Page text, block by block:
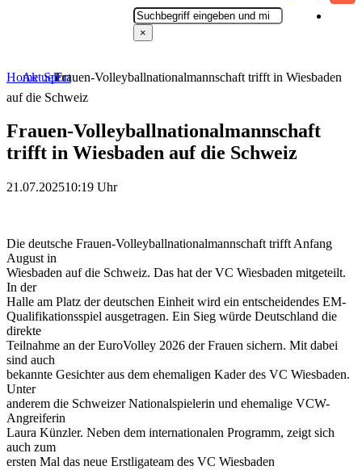
Suchen
×
HomeAktuell
Sport
Frauen-Volleyballnationalmannschaft trifft in Wiesbaden
auf die Schweiz
Frauen-Volleyballnationalmannschaft
trifft in Wiesbaden auf die Schweiz
21.07.202510:19 Uhr
Die deutsche Frauen-Volleyballnationalmannschaft trifft Anfang
August in
Wiesbaden auf die Schweiz. Das hat der VC Wiesbaden mitgeteilt.
In der
Halle am Platz der deutschen Einheit wird ein entscheidendes EM-
Qualifikationsspiel ausgetragen. Ein Sieg würde Deutschland die
direkte
Teilnahme an der EuroVolley 2026 der Frauen sichern. Mit dabei
sind auch
bekannte Gesichter aus dem ehemaligen Kader des VC Wiesbaden.
Unter
anderem die Schweizer Nationalspielerin und ehemalige VCW-
Angreiferin
Laura Künzler. Neben dem internationalen Programm, zeigt sich
auch zum
ersten Mal das neue Erstligateam des VC Wiesbaden